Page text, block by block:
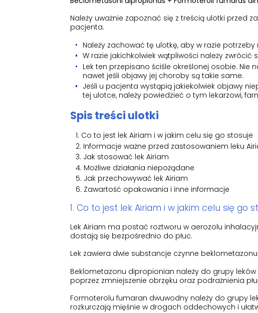
Należy uważnie zapoznać się z treścią ulotki przed
pacjenta.
Należy zachować tę ulotkę, aby w razie
W razie jakichkolwiek wątpliwości należy
Lek ten przepisano ściśle określonej osobie. Nie
nawet jeśli objawy jej choroby są takie same.
Jeśli u pacjenta wystąpią jakiekolwiek objawy
tej ulotce, należy powiedzieć o tym lekarzowi,
Spis treści ulotki
Co to jest lek Airiam i w jakim celu się go stosuje
Informacje ważne przed zastosowaniem leku
Jak stosować lek Airiam
Możliwe działania niepożądane
Jak przechowywać lek Airiam
Zawartość opakowania i inne informacje
1. Co to jest lek Airiam i w jakim celu się go
Lek Airiam ma postać roztworu w aerozolu
dostają się bezpośrednio do płuc.
Lek zawiera dwie substancje czynne
Beklometazonu dipropionian należy do grupy
poprzez zmniejszenie obrzęku oraz podrażnienia
Formoterolu fumaran dwuwodny należy do grupy
rozkurczają mięśnie w drogach oddechowych i